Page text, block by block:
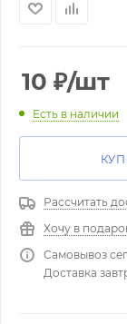
10 ₽/шт
Есть в наличии
Рассчитать
Хочу в
Самовывоз
Доставка